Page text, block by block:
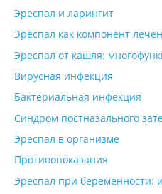
Эреспал и ларингит
Эреспал как компонент
Эреспал от кашля:
Вирусная инфекция
Бактериальная инфекция
Синдром постназального
Эреспал в организме
Противопоказания
Эреспал при беременности: